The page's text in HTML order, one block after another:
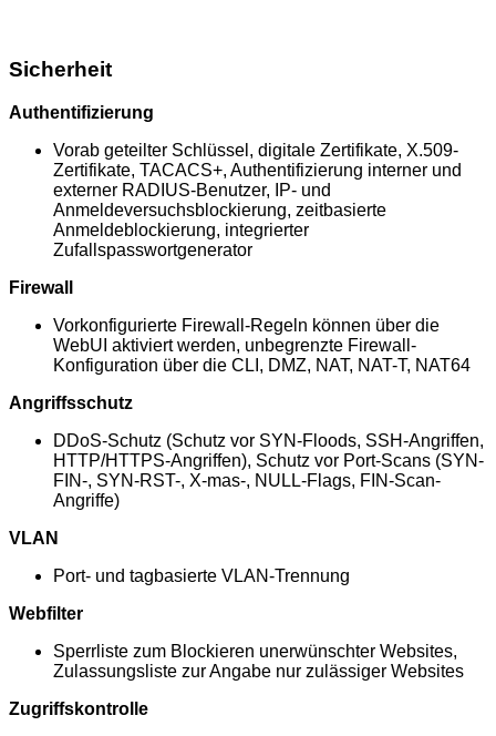
Sicherheit
Authentifizierung
Vorab geteilter Schlüssel, digitale Zertifikate, X.509-
Zertifikate, TACACS+, Authentifizierung interner und
externer RADIUS-Benutzer, IP- und
Anmeldeversuchsblockierung, zeitbasierte
Anmeldeblockierung, integrierter
Zufallspasswortgenerator
Firewall
Vorkonfigurierte Firewall-Regeln können über die
WebUI aktiviert werden, unbegrenzte Firewall-
Konfiguration über die CLI, DMZ, NAT, NAT-T, NAT64
Angriffsschutz
DDoS-Schutz (Schutz vor SYN-Floods, SSH-Angriffen,
HTTP/HTTPS-Angriffen), Schutz vor Port-Scans (SYN-
FIN-, SYN-RST-, X-mas-, NULL-Flags, FIN-Scan-
Angriffe)
VLAN
Port- und tagbasierte VLAN-Trennung
Webfilter
Sperrliste zum Blockieren unerwünschter Websites,
Zulassungsliste zur Angabe nur zulässiger Websites
Zugriffskontrolle